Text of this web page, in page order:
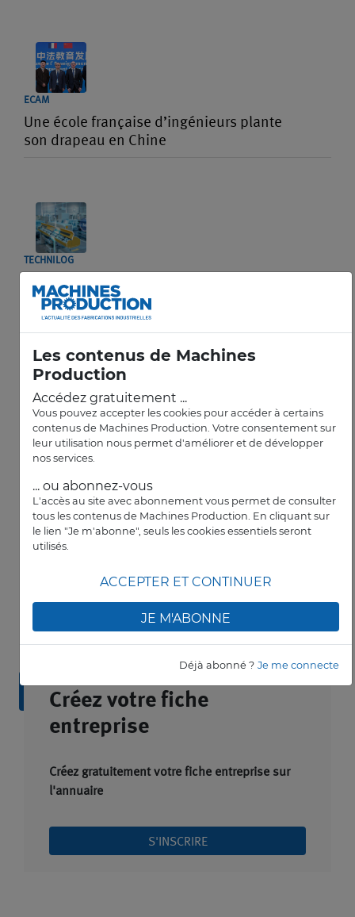
Les contenus de Machines
Production
Accédez gratuitement ...
Vous pouvez accepter les cookies pour accéder à certains
contenus de Machines Production. Votre consentement sur
leur utilisation nous permet d'améliorer et de développer
nos services.
... ou abonnez-vous
L'accès au site avec abonnement vous permet de consulter
tous les contenus de Machines Production. En cliquant sur
le lien "Je m'abonne", seuls les cookies essentiels seront
utilisés.
ACCEPTER ET CONTINUER
JE M'ABONNE
Déjà abonné ? Je me connecte
ECAM
Une école française d’ingénieurs plante
son drapeau en Chine
TECHNILOG
Atelier connecté : comment collecter,
centraliser et transmettre efficacement les
données
AIRBUS HELICOPTERS
Des réservistes d’Airbus défileront le 14-
Juillet à Paris
Défi Flagships : une rampe de lancement
Créez votre fiche
entreprise
Créez gratuitement votre fiche entreprise sur
l'annuaire
S'INSCRIRE